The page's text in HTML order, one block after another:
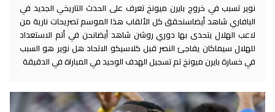
نوير تسبب في خروج بايرن ميونخ تعرف على الحدث التاريخي الجديد في
البافاري شاهد أيضاسنحقق كل الألقاب هذا الموسم تصريحات نارية من
لاعب الهلال يتحدى بها دوري روشن شاهد أيضانحن في أتم الاستعداد
للهلال سيماكان يفاجئ النصر قبل كلاسيكو الاتحاد هل نوير هو السبب
في خسارة بايرن ميونخ تم تسجيل الهدف الوحيد في المباراة في الدقيقة